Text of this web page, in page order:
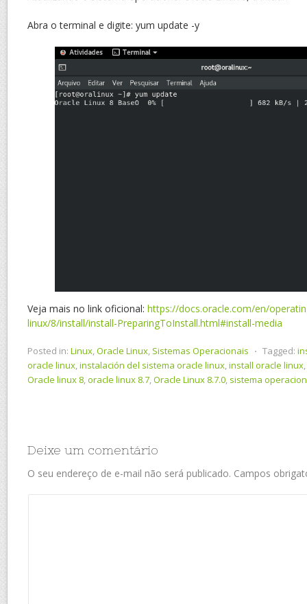
Abra o terminal e digite: yum update -y
Veja mais no link oficional: https://docs.oracle.com/en/
linux/8/install/install-PreparingToInstall.html#install-media
Posted in: Linux,Oracle Linux, Sistemas Operacionais ⋅ Tagged:
oracle linux,instalación del sistema oracle linux,install oracle linux,
Oracle linux 8,oracle linux 8.7,Oracle Linux 8.7.0, sistema
Deixe um comentário
O seu endereço de e-mail não será publicado. Campos